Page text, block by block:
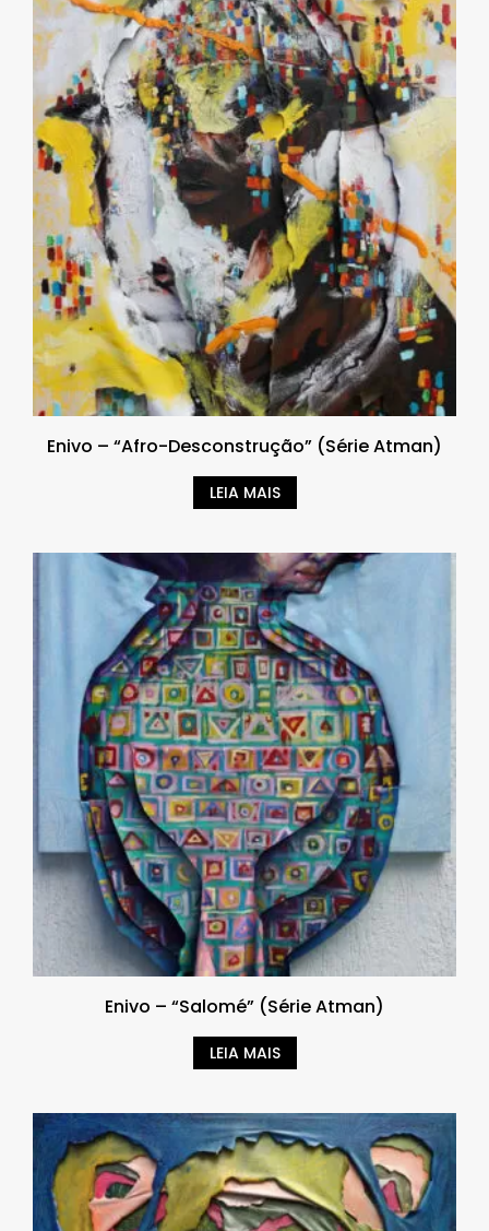
Enivo – “Afro-Desconstrução” (Série Atman)
LEIA MAIS
Enivo – “Salomé” (Série Atman)
LEIA MAIS